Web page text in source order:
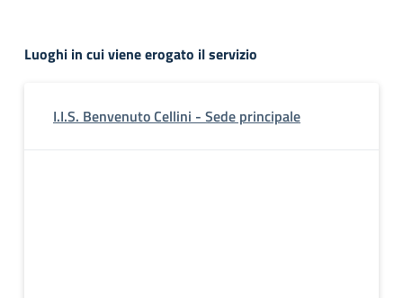
Luoghi in cui viene erogato il servizio
I.I.S. Benvenuto Cellini - Sede principale